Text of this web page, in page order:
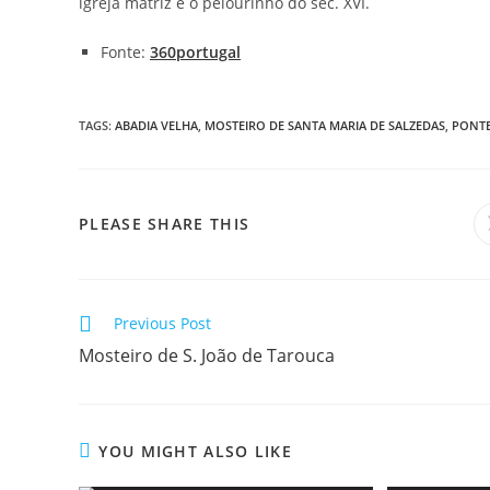
Fonte: 360portugal
TAGS: ABADIA VELHA MOSTEIRO DE SANTA MARIA DE SALZEDAS
PLEASE SHARE THIS
Read
articles
Previous Post
Mosteiro de S. João de Tarouca
YOU MIGHT ALSO LIKE